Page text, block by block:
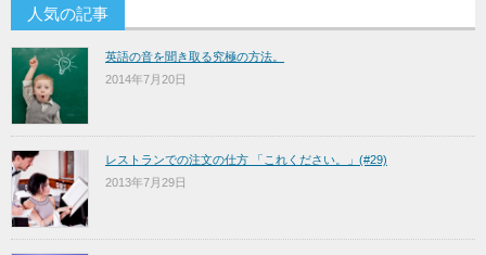
人気の記事
英語の音を聞き取る究極の方法。
2014年7月20日
レストランでの注文の仕方 「これください。」(#29)
2013年7月29日